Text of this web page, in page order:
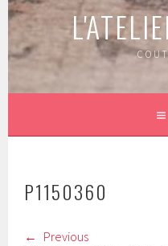
P1150360
Previous